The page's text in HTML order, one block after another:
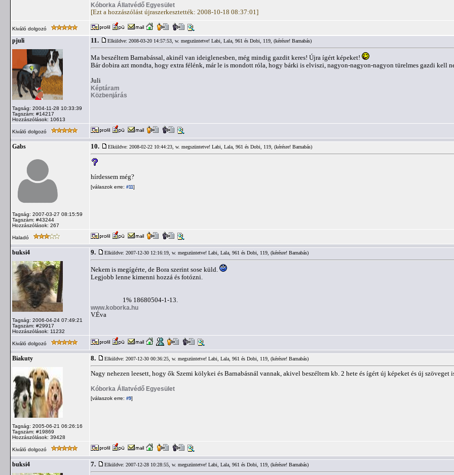
Kóborka Állatvédő Egyesület
[Ezt a hozzászólást újraszerkesztették: 2008-10-18 08:37:01]
Kiváló dolgozó
pjuli
Tagság: 2004-11-28 10:33:39
Tagszám: #14217
Hozzászólások: 10613
11. Elküldve: 2008-03-20 14:57:53, w. megszüntetve! Labi, Lala, 961 és Dobi, 119, (kérésre! Barnabás)
Ma beszéltem Barnabással, akinél van ideiglenesben, még mindig gazdit keres! Újra ígért képeket!
Bár dobira azt mondta, hogy extra félénk, már le is mondott róla, hogy bárki is elviszi, nagyon-nagyon-nagyon türelmes gazdi kell
Juli
Képtáram
Közbenjárás
Kiváló dolgozó
Gabs
Tagság: 2007-03-27 08:15:59
Tagszám: #43244
Hozzászólások: 267
10. Elküldve: 2008-02-22 10:44:23, w. megszüntetve! Labi, Lala, 961 és Dobi, 119, (kérésre! Barnabás)
hírdessem még?
[válaszok erre: #11]
Haladó
buksi4
Tagság: 2006-04-24 07:49:21
Tagszám: #29917
Hozzászólások: 11232
9. Elküldve: 2007-12-30 12:16:19, w. megszüntetve! Labi, Lala, 961 és Dobi, 119, (kérésre! Barnabás)
Nekem is megígérte, de Bora szerint sose küld.
Legjobb lenne kimenni hozzá és fotózni.
1% 18680504-1-13.
www.koborka.hu
V.Éva
Kiváló dolgozó
Biakuty
Tagság: 2005-06-21 06:26:16
Tagszám: #19869
Hozzászólások: 39428
8. Elküldve: 2007-12-30 00:36:25, w. megszüntetve! Labi, Lala, 961 és Dobi, 119, (kérésre! Barnabás)
Nagy nehezen leesett, hogy ők Szemi kölykei és Barnabásnál vannak, akivel beszéltem kb. 2 hete és ígért új képeket és új szöveget
Kóborka Állatvédő Egyesület
[válaszok erre: #9]
Kiváló dolgozó
buksi4 7. Elküldve: 2007-12-28 10:28:55, w. megszüntetve! Labi, Lala, 961 és Dobi, 119, (kérésre! Barnabás)